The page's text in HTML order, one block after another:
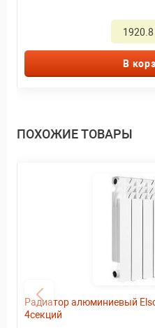
1920.8
В
ПОХОЖИЕ ТОВАРЫ
Радиатор алюминиевый
4секций